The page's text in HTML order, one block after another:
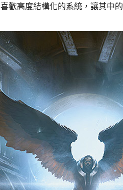
歡高度結構化的系統，讓其中